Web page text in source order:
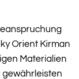
Orient Kirman
Materialien
gewährleisten